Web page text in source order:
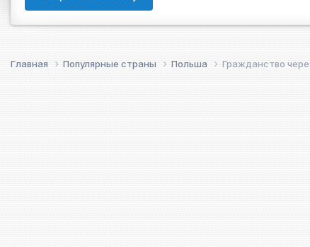
Главная Популярные страны Польша Гражданство